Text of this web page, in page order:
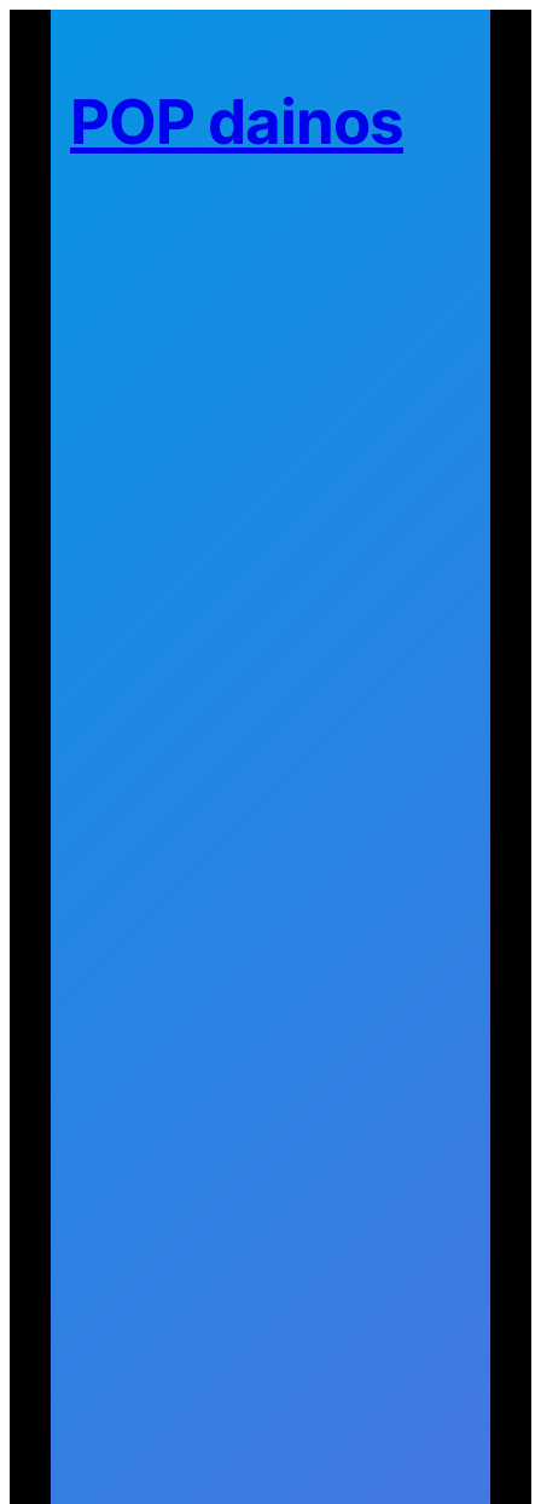
POP dainos